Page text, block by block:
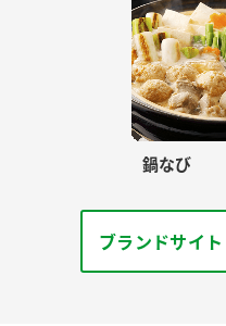
鍋なび
ブランドサイ